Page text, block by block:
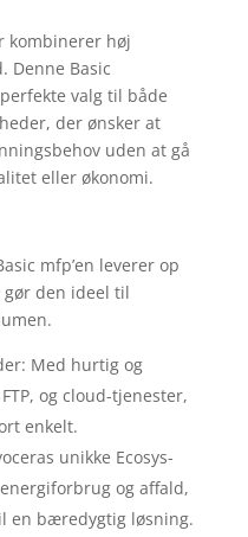
kombinerer høj
Denne Basic
valg til både
der ønsker at
uden at gå
eller økonomi.
mfp’en leverer op
den ideel til
Med hurtig og
og cloud-tjenester,
enkelt.
unikke Ecosys-
og affald,
en bæredygtig løsning.